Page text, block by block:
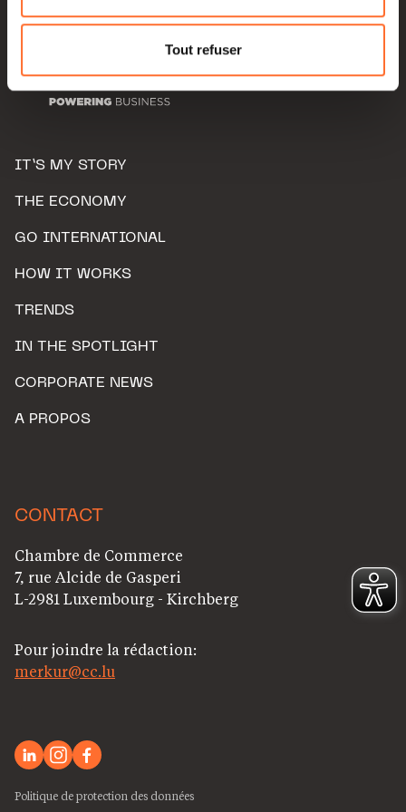
Pour de plus amples informations sur la manière dont
nous utilisons lescookies et sommes amenés à traiter
Charte d’usage des cookieset notrePolitique de
Tout refuser
IT’S MY STORY
THE ECONOMY
GO INTERNATIONAL
HOW IT WORKS
TRENDS
IN THE SPOTLIGHT
CORPORATE NEWS
A PROPOS
CONTACT
Chambre de Commerce
7, rue Alcide de Gasperi
L-2981 Luxembourg - Kirchberg
Pour joindre la rédaction:
merkur@cc.lu
Politique de protection des données